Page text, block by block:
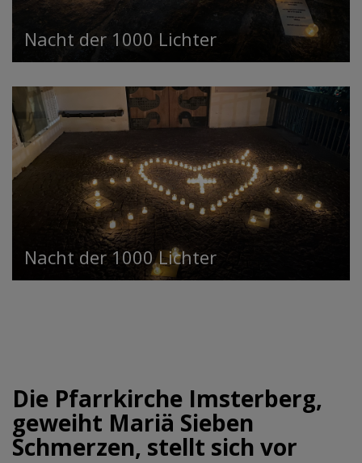
Nacht der 1000 Lichter
Nacht der 1000 Lichter
Die Pfarrkirche Imsterberg,
geweiht Mariä Sieben
Schmerzen, stellt sich vor